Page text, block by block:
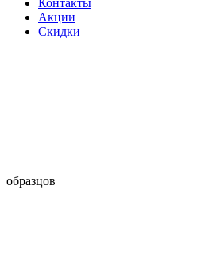
Контакты
Акции
Скидки
образцов